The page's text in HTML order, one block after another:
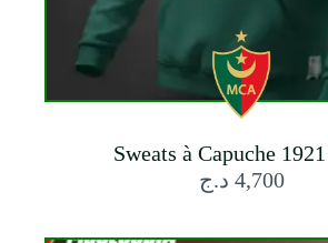
Sweats à Capuche
4,700 د.ج